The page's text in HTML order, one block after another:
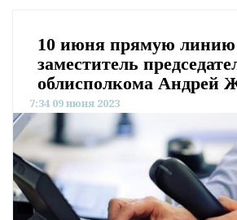
10 июня прямую линию
заместитель
облисполкома Андрей
7:34 09 июня 2023